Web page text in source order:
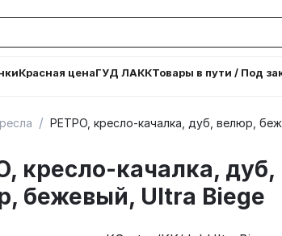
Красная ценаГУД ЛАККТовары в пути / Под
/ РЕТРО, кресло-качалка, дуб, велюр,
кресло-качалка, дуб,
бежевый, Ultra Biege